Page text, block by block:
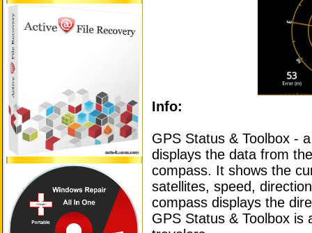
Info:
GPS Status & Toolbox -
displays the data from
compass. It shows the
satellites, speed,
compass displays the
GPS Status & Toolbox